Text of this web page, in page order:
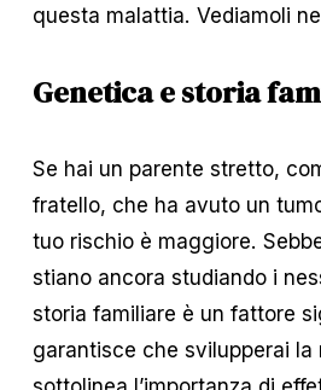
questa malattia. Vediamoli
Genetica e storia
Se hai un parente stretto,
fratello, che ha avuto un
tuo rischio è maggiore.
stiano ancora studiando i
storia familiare è un fattore
garantisce che svilupperai la